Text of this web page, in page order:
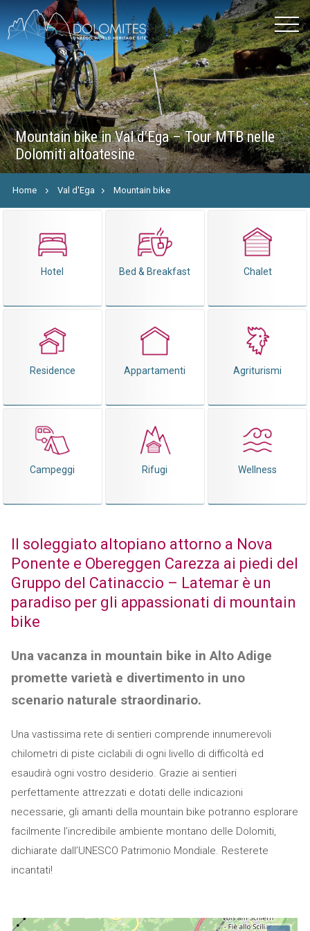
Mountain bike in Val d’Ega – Tour MTB nelle
Dolomiti altoatesine
Home Val d'Ega Mountain bike
Hotel Bed & Breakfast Chalet
Residence Appartamenti Agriturismi
Campeggi Rifugi Wellness
Il soleggiato altopiano attorno a Nova
Ponente e Obereggen Carezza ai piedi del
Gruppo del Catinaccio – Latemar è un
paradiso per gli appassionati di mountain
bike
Una vacanza in mountain bike in Alto Adige
promette varietà e divertimento in uno
scenario naturale straordinario.
Una vastissima rete di sentieri comprende innumerevoli
chilometri di piste ciclabili di ogni livello di difficoltà ed
esaudirà ogni vostro desiderio. Grazie ai sentieri
perfettamente attrezzati e dotati delle indicazioni
necessarie, gli amanti della mountain bike potranno esplorare
facilmente l’incredibile ambiente montano delle Dolomiti,
dichiarate dall’UNESCO Patrimonio Mondiale. Resterete
incantati!